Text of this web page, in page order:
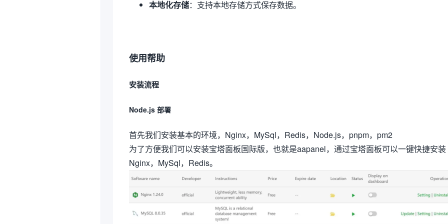
本地化存储：支持本地存储方式保存数据。
使用帮助
安装流程
Node.js 部署
首先我们安装基本的环境，Nginx，MySql，Redis，Node.js，pnpm，pm2
为了方便我们可以安装宝塔面板国际版，也就是aapanel，通过宝塔面板可以一键快捷安装
Nginx，MySql，Redis。